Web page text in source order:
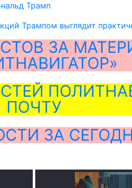
Трамп
Трампом выглядит
ЗА
ПОЧТУ
ЗА